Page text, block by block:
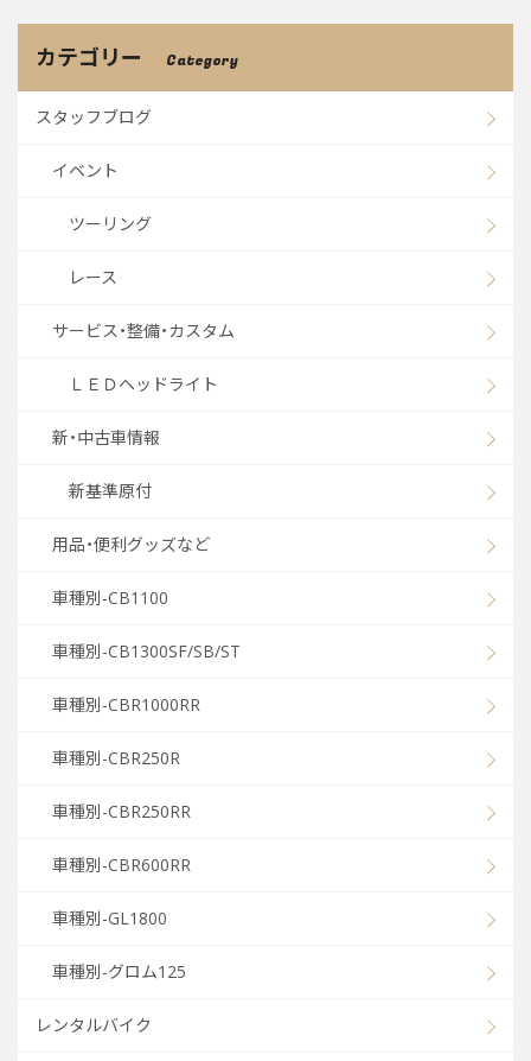
カテゴリー Category
スタッフブログ
イベント
ツーリング
レース
サービス・整備・カスタム
ＬＥＤヘッドライト
新・中古車情報
新基準原付
用品・便利グッズなど
車種別-CB1100
車種別-CB1300SF/SB/ST
車種別-CBR1000RR
車種別-CBR250R
車種別-CBR250RR
車種別-CBR600RR
車種別-GL1800
車種別-グロム125
レンタルバイク